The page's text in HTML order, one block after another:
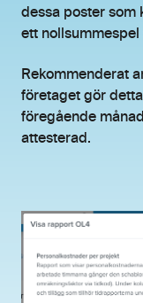
dessa poster som
ett
Rekommenderat
företaget gör
föregående
attesterad.